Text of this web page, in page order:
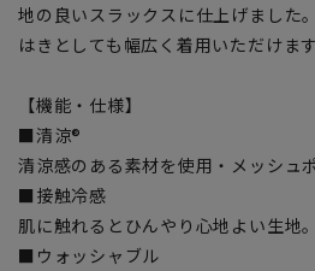
地の良いスラックスに仕上げました
はきとしても幅広く着用いただけます
【機能・仕様】
■清涼®
清涼感のある素材を使用・メッシュ
■接触冷感
肌に触れるとひんやり心地よい生地。
■ウォッシャブル